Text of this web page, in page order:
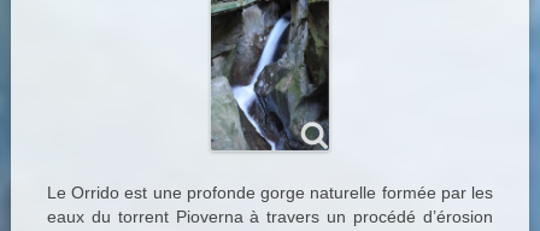
Le Orrido est une profonde gorge naturelle formée par les
eaux du torrent Pioverna à travers un procédé d’érosion